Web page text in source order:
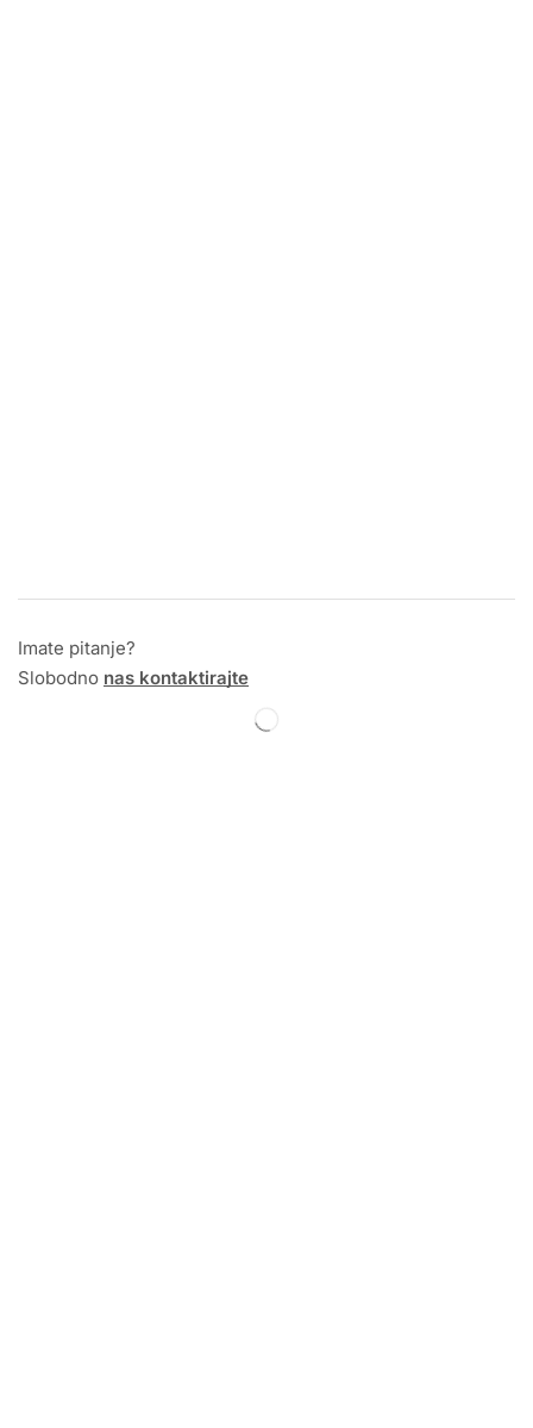
Imate pitanje?
Slobodno nas kontaktirajte